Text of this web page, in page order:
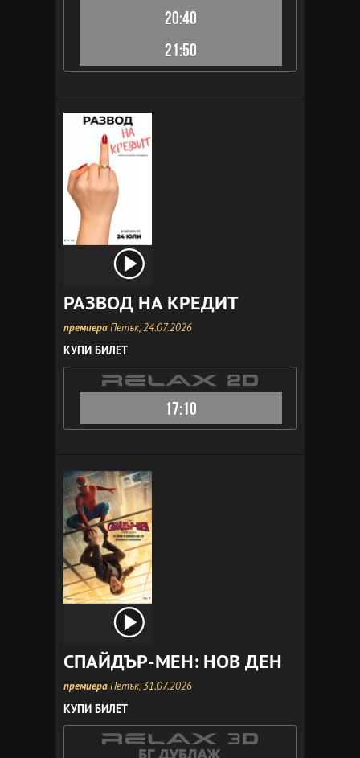
20:40
21:50
РАЗВОД НА КРЕДИТ
премиераПетък, 24.07.2026
КУПИ БИЛЕТ
17:10
СПАЙДЪР-МЕН: НОВ ДЕН
премиераПетък, 31.07.2026
КУПИ БИЛЕТ